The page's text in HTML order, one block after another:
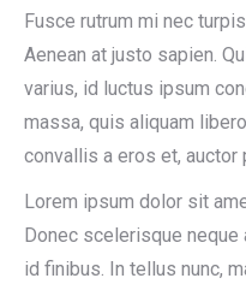
Fusce rutrum mi nec
Aenean at justo sapien.
varius, id luctus ipsum
massa, quis aliquam
convallis a eros et, auctor
Lorem ipsum dolor sit
Donec scelerisque neque
id finibus. In tellus nunc,